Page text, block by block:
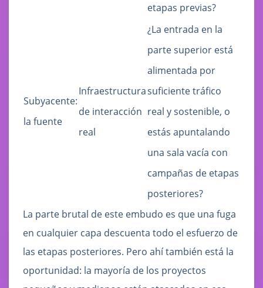
etapas previas?
Subyacente:
la fuente
Infraestructura
de interacción
real
¿La entrada en la
parte superior está
alimentada por
suficiente tráfico
real y sostenible, o
estás apuntalando
una sala vacía con
campañas de etapas
posteriores?
La parte brutal de este embudo es que una fuga
en cualquier capa descuenta todo el esfuerzo de
las etapas posteriores. Pero ahí también está la
oportunidad: la mayoría de los proyectos